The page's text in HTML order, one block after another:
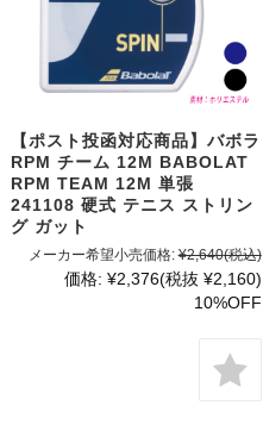
【ポスト投函対応商品】バボラ
RPM チーム 12M BABOLAT
RPM TEAM 12M 単張
241108 硬式 テニス ストリン
グ ガット
メーカー希望小売価格: ¥2,640(税込)
価格: ¥2,376(税抜 ¥2,160)
10%OFF